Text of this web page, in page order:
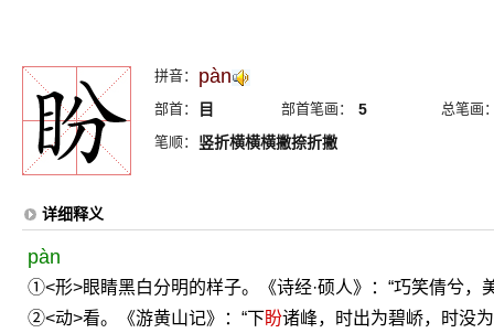
拼音： pàn
部首： 目 部首笔画： 5
总笔画
笔顺：
竖折横横横撇捺折撇
详细释义
pàn
①<形>眼睛黑白分明的样子。《诗经·硕人》：“巧笑倩兮，
②<动>看。《游黄山记》：“下盼诸峰，时出为碧峤，时没